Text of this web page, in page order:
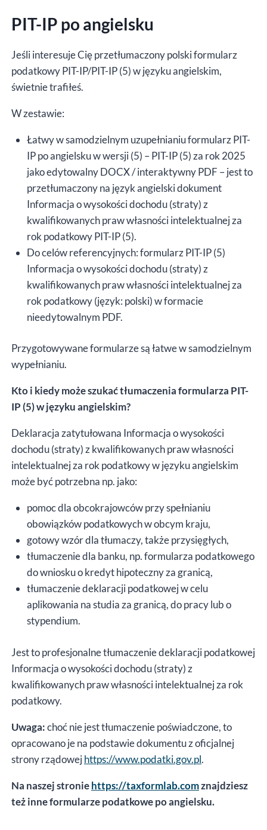
DOCX
interaktywny
PDF
PIT-IP po angielsku
Jeśli interesuje Cię przetłumaczony polski formularz
podatkowy PIT-IP/PIT-IP (5) w języku angielskim,
świetnie trafiłeś.
W zestawie:
Łatwy w samodzielnym uzupełnianiu formularz PIT-
IP po angielsku w wersji (5) – PIT-IP (5) za rok 2025
jako edytowalny DOCX / interaktywny PDF – jest to
przetłumaczony na język angielski dokument
Informacja o wysokości dochodu (straty) z
kwalifikowanych praw własności intelektualnej za
rok podatkowy PIT-IP (5).
Do celów referencyjnych: formularz PIT-IP (5)
Informacja o wysokości dochodu (straty) z
kwalifikowanych praw własności intelektualnej za
rok podatkowy (język: polski) w formacie
nieedytowalnym PDF.
Przygotowywane formularze są łatwe w samodzielnym
wypełnianiu.
Kto i kiedy może szukać tłumaczenia formularza PIT-
IP (5) w języku angielskim?
Deklaracja zatytułowana Informacja o wysokości
dochodu (straty) z kwalifikowanych praw własności
intelektualnej za rok podatkowy w języku angielskim
może być potrzebna np. jako:
pomoc dla obcokrajowców przy spełnianiu
obowiązków podatkowych w obcym kraju,
gotowy wzór dla tłumaczy, także przysięgłych,
tłumaczenie dla banku, np. formularza podatkowego
do wniosku o kredyt hipoteczny za granicą,
tłumaczenie deklaracji podatkowej w celu
aplikowania na studia za granicą, do pracy lub o
stypendium.
Jest to profesjonalne tłumaczenie deklaracji podatkowej
Informacja o wysokości dochodu (straty) z
kwalifikowanych praw własności intelektualnej za rok
podatkowy.
Uwaga:choć nie jest tłumaczenie poświadczone, to
opracowano je na podstawie dokumentu z oficjalnej
strony rządowejhttps://www.podatki.gov.pl.
Na naszej stroniehttps://taxformlab.comznajdziesz
też inne formularze podatkowe po angielsku.